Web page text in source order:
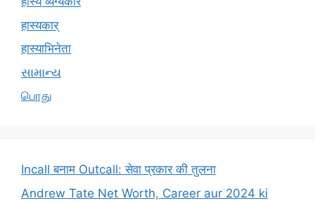
हास्यकार्
हास्याभिनेता
સામાન્ય
பொது
Incall बनाम Outcall: सेवा प्रकार की तुलना
Andrew Tate Net Worth, Career aur 2024 ki